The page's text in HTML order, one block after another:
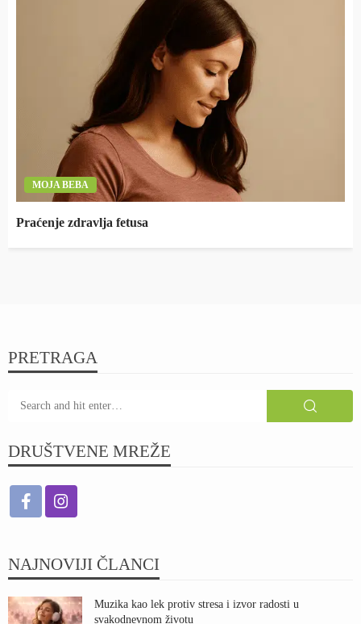
MOJA BEBA
Praćenje zdravlja fetusa
PRETRAGA
DRUŠTVENE MREŽE
NAJNOVIJI ČLANCI
Muzika kao lek protiv stresa i izvor radosti u
svakodnevnom životu